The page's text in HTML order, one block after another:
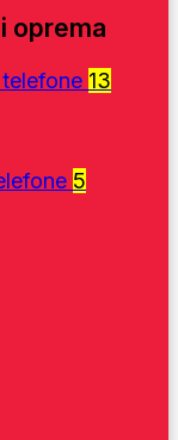
oprema
13
5